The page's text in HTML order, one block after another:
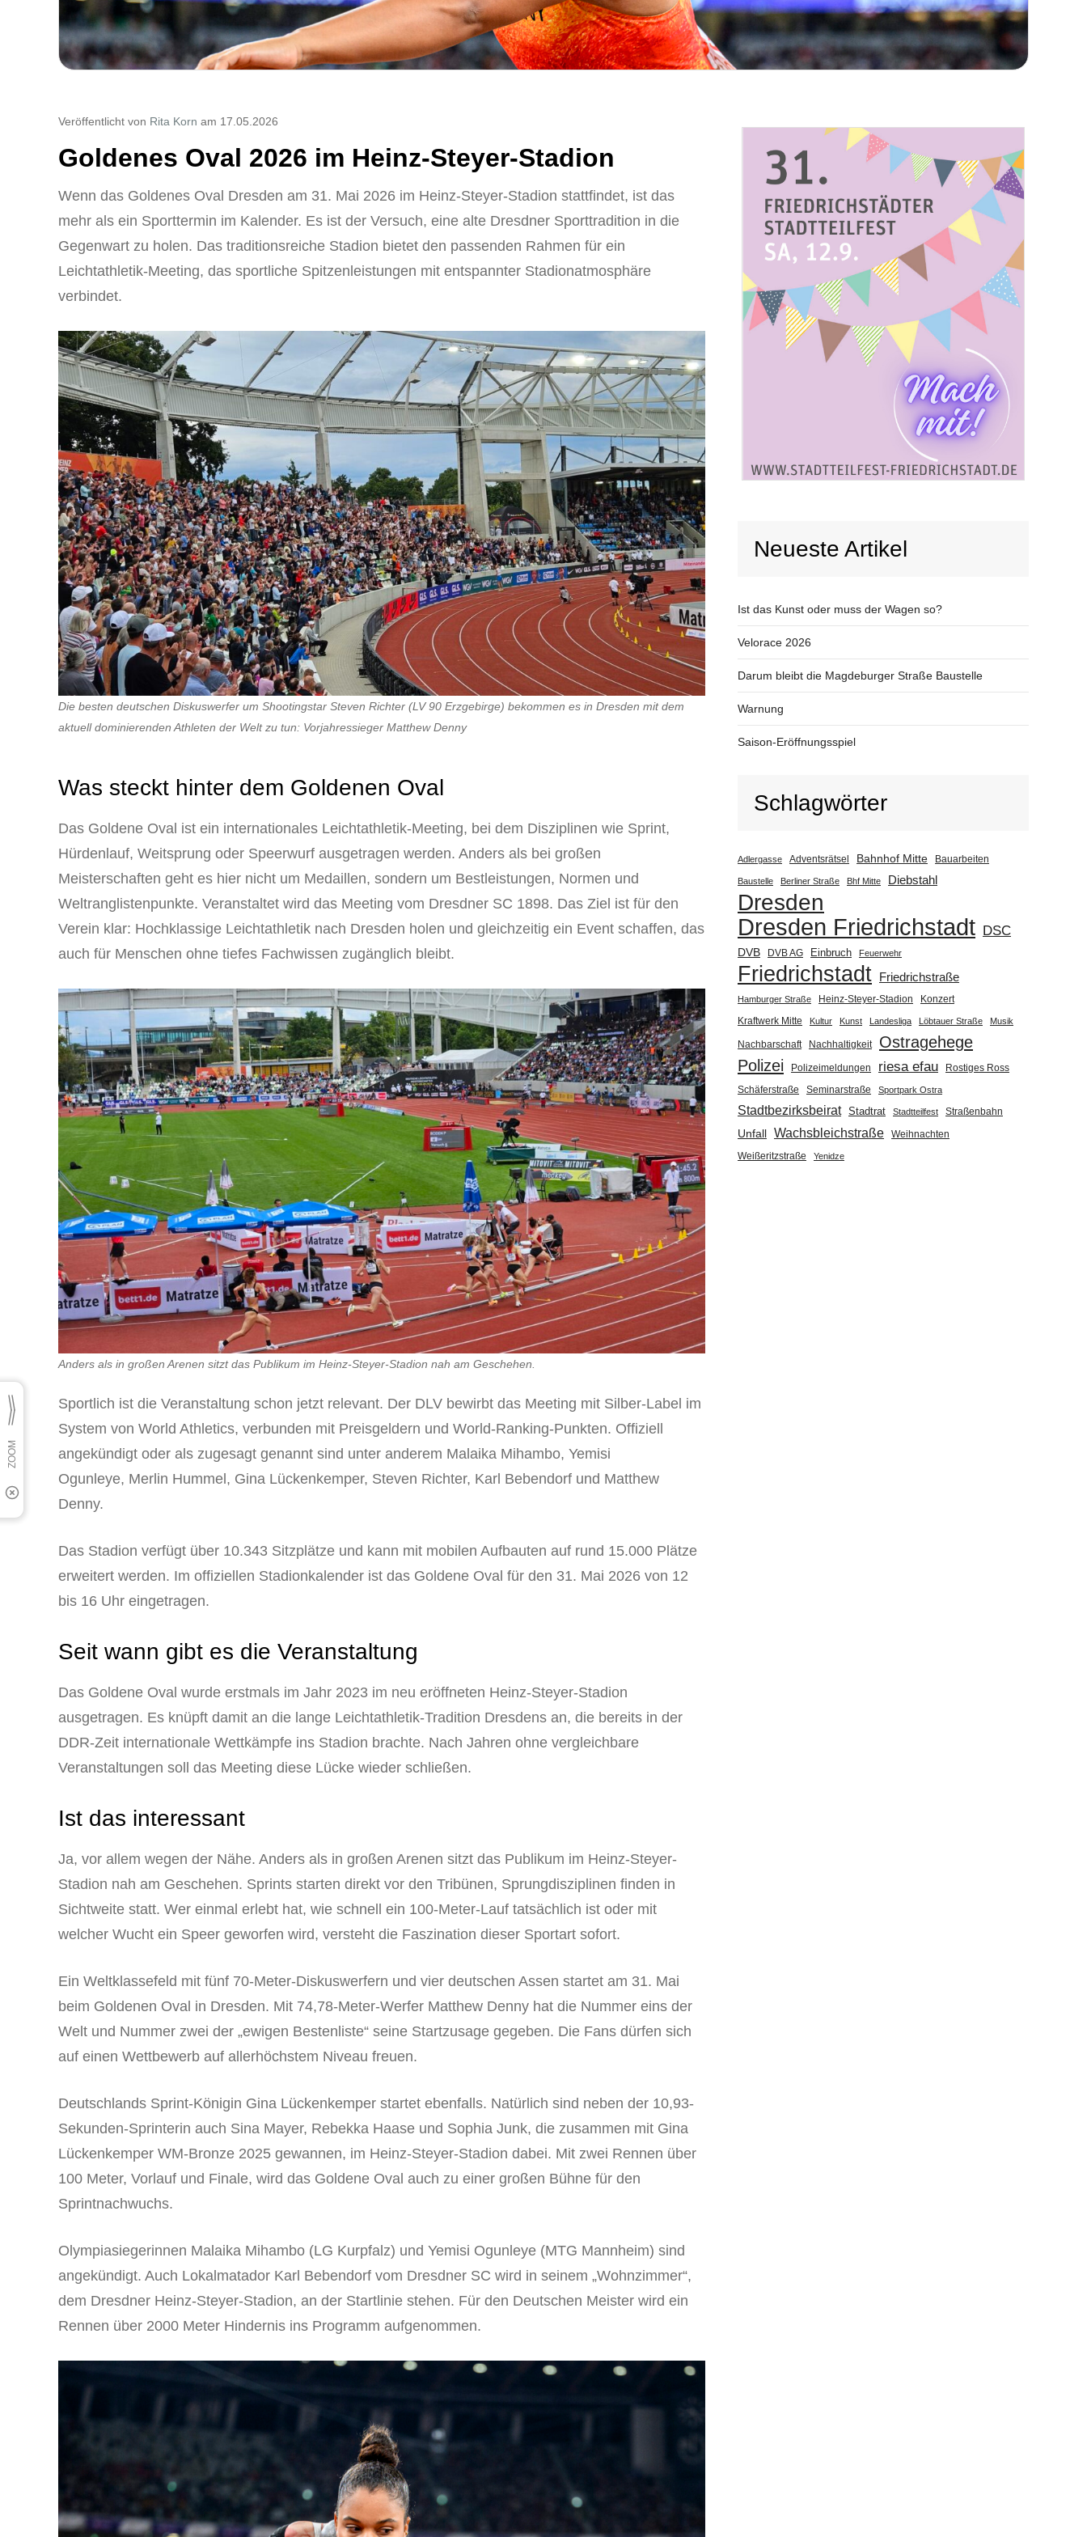
Veröffentlicht von Rita Korn am 17.05.2026
Goldenes Oval 2026 im Heinz-Steyer-Stadion
Wenn das Goldenes Oval Dresden am 31. Mai 2026 im Heinz-Steyer-Stadion stattfindet, ist das
mehr als ein Sporttermin im Kalender. Es ist der Versuch, eine alte Dresdner Sporttradition in die
Gegenwart zu holen. Das traditionsreiche Stadion bietet den passenden Rahmen für ein
Leichtathletik-Meeting, das sportliche Spitzenleistungen mit entspannter Stadionatmosphäre
verbindet.
Die besten deutschen Diskuswerfer um Shootingstar Steven Richter (LV 90 Erzgebirge) bekommen es in Dresden mit dem
aktuell dominierenden Athleten der Welt zu tun: Vorjahressieger Matthew Denny
Was steckt hinter dem Goldenen Oval
Das Goldene Oval ist ein internationales Leichtathletik-Meeting, bei dem Disziplinen wie Sprint,
Hürdenlauf, Weitsprung oder Speerwurf ausgetragen werden. Anders als bei großen
Meisterschaften geht es hier nicht um Medaillen, sondern um Bestleistungen, Normen und
Weltranglistenpunkte. Veranstaltet wird das Meeting vom Dresdner SC 1898. Das Ziel ist für den
Verein klar: Hochklassige Leichtathletik nach Dresden holen und gleichzeitig ein Event schaffen, das
auch für Menschen ohne tiefes Fachwissen zugänglich bleibt.
Anders als in großen Arenen sitzt das Publikum im Heinz-Steyer-Stadion nah am Geschehen.
Sportlich ist die Veranstaltung schon jetzt relevant. Der DLV bewirbt das Meeting mit Silber-Label im
System von World Athletics, verbunden mit Preisgeldern und World-Ranking-Punkten. Offiziell
angekündigt oder als zugesagt genannt sind unter anderem Malaika Mihambo, Yemisi
Ogunleye, Merlin Hummel, Gina Lückenkemper, Steven Richter, Karl Bebendorf und Matthew
Denny.
Das Stadion verfügt über 10.343 Sitzplätze und kann mit mobilen Aufbauten auf rund 15.000 Plätze
erweitert werden. Im offiziellen Stadionkalender ist das Goldene Oval für den 31. Mai 2026 von 12
bis 16 Uhr eingetragen.
Seit wann gibt es die Veranstaltung
Das Goldene Oval wurde erstmals im Jahr 2023 im neu eröffneten Heinz-Steyer-Stadion
ausgetragen. Es knüpft damit an die lange Leichtathletik-Tradition Dresdens an, die bereits in der
DDR-Zeit internationale Wettkämpfe ins Stadion brachte. Nach Jahren ohne vergleichbare
Veranstaltungen soll das Meeting diese Lücke wieder schließen.
Ist das interessant
Ja, vor allem wegen der Nähe. Anders als in großen Arenen sitzt das Publikum im Heinz-Steyer-
Stadion nah am Geschehen. Sprints starten direkt vor den Tribünen, Sprungdisziplinen finden in
Sichtweite statt. Wer einmal erlebt hat, wie schnell ein 100-Meter-Lauf tatsächlich ist oder mit
welcher Wucht ein Speer geworfen wird, versteht die Faszination dieser Sportart sofort.
Ein Weltklassefeld mit fünf 70-Meter-Diskuswerfern und vier deutschen Assen startet am 31. Mai
beim Goldenen Oval in Dresden. Mit 74,78-Meter-Werfer Matthew Denny hat die Nummer eins der
Welt und Nummer zwei der „ewigen Bestenliste“ seine Startzusage gegeben. Die Fans dürfen sich
auf einen Wettbewerb auf allerhöchstem Niveau freuen.
Deutschlands Sprint-Königin Gina Lückenkemper startet ebenfalls. Natürlich sind neben der 10,93-
Sekunden-Sprinterin auch Sina Mayer, Rebekka Haase und Sophia Junk, die zusammen mit Gina
Lückenkemper WM-Bronze 2025 gewannen, im Heinz-Steyer-Stadion dabei. Mit zwei Rennen über
100 Meter, Vorlauf und Finale, wird das Goldene Oval auch zu einer großen Bühne für den
Sprintnachwuchs.
Olympiasiegerinnen Malaika Mihambo (LG Kurpfalz) und Yemisi Ogunleye (MTG Mannheim) sind
angekündigt. Auch Lokalmatador Karl Bebendorf vom Dresdner SC wird in seinem „Wohnzimmer“,
dem Dresdner Heinz-Steyer-Stadion, an der Startlinie stehen. Für den Deutschen Meister wird ein
Rennen über 2000 Meter Hindernis ins Programm aufgenommen.
Neueste Artikel
Ist das Kunst oder muss der Wagen so?
Velorace 2026
Darum bleibt die Magdeburger Straße Baustelle
Warnung
Saison-Eröffnungsspiel
Schlagwörter
Adlergasse Adventsrätsel Bahnhof Mitte Bauarbeiten
Baustelle Berliner Straße Bhf Mitte Diebstahl
Dresden
Dresden Friedrichstadt DSC
DVB DVB AG Einbruch Feuerwehr
Friedrichstadt Friedrichstraße
Hamburger Straße Heinz-Steyer-Stadion
Konzert
Kraftwerk Mitte
Kultur Kunst Landesliga Löbtauer Straße Musik
Nachbarschaft Nachhaltigkeit
Ostragehege
Polizei
Polizeimeldungen riesa efau Rostiges Ross
Schäferstraße Seminarstraße Sportpark Ostra
Stadtbezirksbeirat Stadtrat Stadtteilfest Straßenbahn
Unfall Wachsbleichstraße
Weihnachten
Weißeritzstraße
Yenidze